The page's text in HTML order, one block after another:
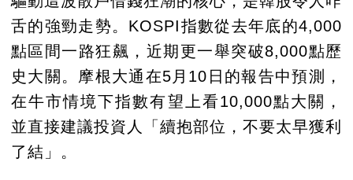
舌的強勁走勢。KOSPI指數從去年底的4,000
點區間一路狂飆，近期更一舉突破8,000點歷
史大關。摩根大通在5月10日的報告中預測，
在牛市情境下指數有望上看10,000點大關，
並直接建議投資人「續抱部位，不要太早獲利
了結」。